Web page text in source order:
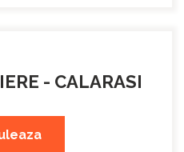
- CALARASI